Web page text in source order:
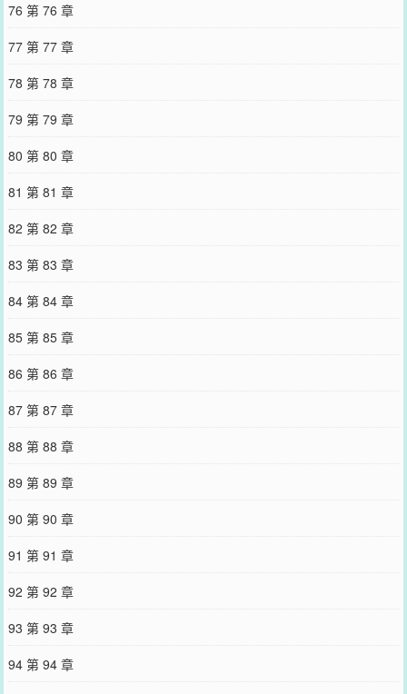
76 第 76 章
77 第 77 章
78 第 78 章
79 第 79 章
80 第 80 章
81 第 81 章
82 第 82 章
83 第 83 章
84 第 84 章
85 第 85 章
86 第 86 章
87 第 87 章
88 第 88 章
89 第 89 章
90 第 90 章
91 第 91 章
92 第 92 章
93 第 93 章
94 第 94 章